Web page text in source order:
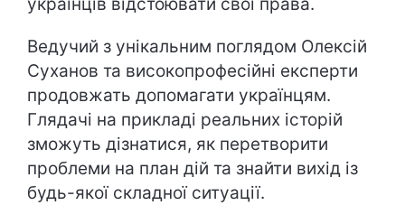
Ведучий з унікальним поглядом Олексій
Суханов та високопрофесійні експерти
продовжать допомагати українцям.
Глядачі на прикладі реальних історій
зможуть дізнатися, як перетворити
проблеми на план дій та знайти вихід із
будь-якої складної ситуації.